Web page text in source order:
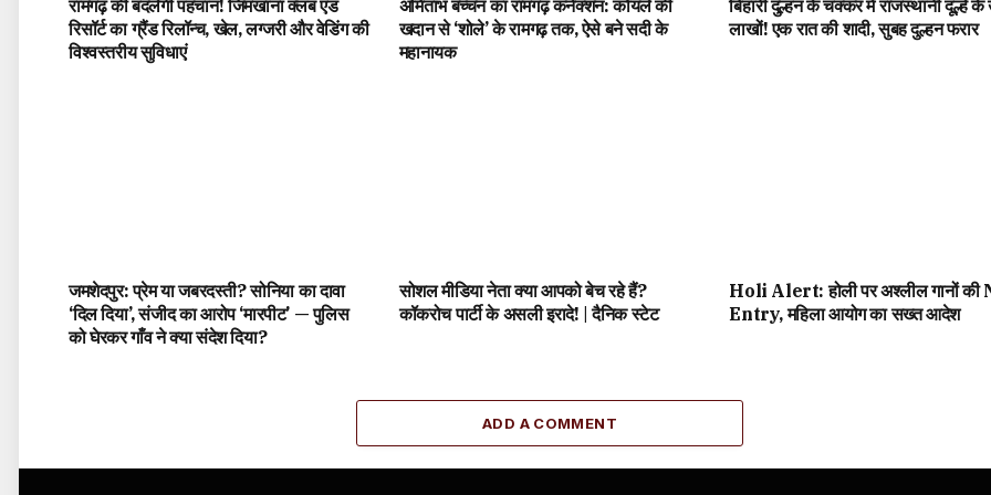
रामगढ़ की बदलेगी पहचान! जिमखाना क्लब एंड
रिसॉर्ट का ग्रैंड रिलॉन्च, खेल, लग्जरी और वेडिंग की
विश्वस्तरीय सुविधाएं
अमिताभ बच्चन का रामगढ़ कनेक्शन: कोयले की
खदान से ‘शोले’ के रामगढ़ तक, ऐसे बने सदी के
महानायक
बिहारी दुल्हन के चक्कर में राजस्थानी दूल्हे
लाखों! एक रात की शादी, सुबह दुल्हन फरार
जमशेदपुर: प्रेम या जबरदस्ती? सोनिया का दावा
‘दिल दिया’, संजीद का आरोप ‘मारपीट’ — पुलिस
को घेरकर गाँव ने क्या संदेश दिया?
सोशल मीडिया नेता क्या आपको बेच रहे हैं?
कॉकरोच पार्टी के असली इरादे! | दैनिक स्टेट
Holi Alert: होली पर अश्लील गानों की
Entry, महिला आयोग का सख्त आदेश
ADD A COMMENT